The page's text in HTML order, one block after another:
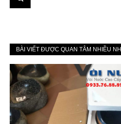
BÀI VIẾT ĐƯỢC QUAN TÂM NHIỀU